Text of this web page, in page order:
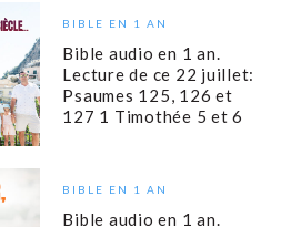
BIBLE EN 1 AN
Bible audio en 1 an.
Lecture de ce 22 juillet:
Psaumes 125, 126 et
127 1 Timothée 5 et 6
BIBLE EN 1 AN
Bible audio en 1 an.